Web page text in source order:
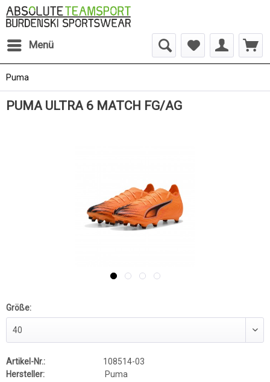
Menü
Puma
PUMA ULTRA 6 MATCH FG/AG
Größe:
Artikel-Nr.:
108514-03
Hersteller:
Puma